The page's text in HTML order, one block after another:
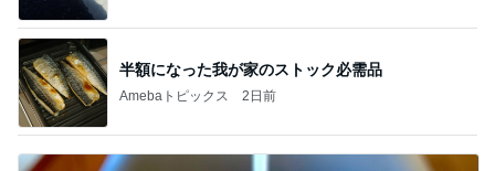
半額になった我が家のストック必需品
Amebaトピックス 2日前